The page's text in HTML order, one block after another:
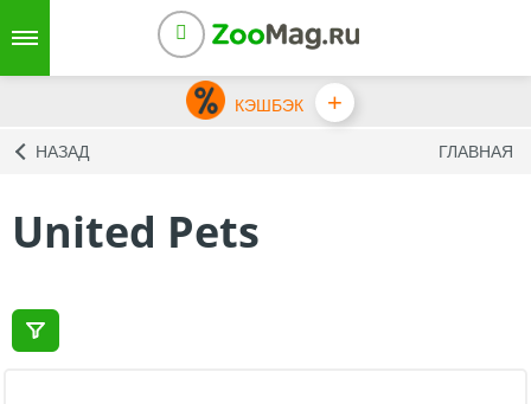
КЭШБЭК +
НАЗАД ГЛАВНАЯ
United Pets